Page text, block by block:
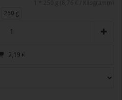
250 g
2,19 €